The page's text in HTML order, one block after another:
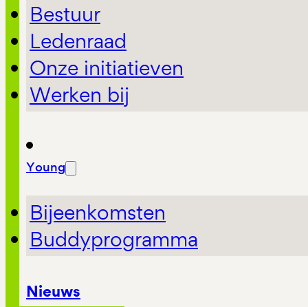
Bestuur
Ledenraad
Onze initiatieven
Werken bij
Young
Bijeenkomsten
Buddyprogramma
Nieuws